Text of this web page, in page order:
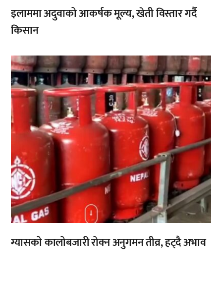
इलाममा अदुवाको आकर्षक मूल्य, खेती विस्तार गर्दै
किसान
,
ग्यासको कालोबजारी रोक्न अनुगमन तीव्र, हट्दै अभाव